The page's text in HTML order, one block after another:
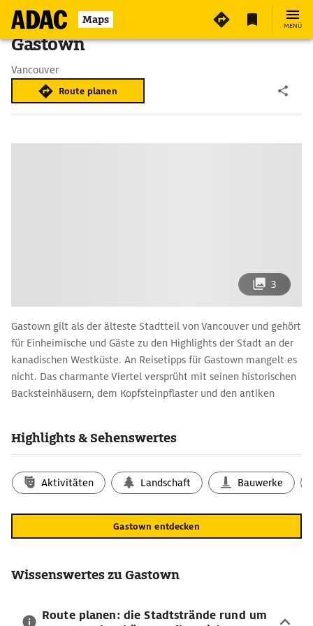
Maps MENÜ
Gastown
Vancouver
Route planen
3
Gastown gilt als der älteste Stadtteil von Vancouver und gehört
für Einheimische und Gäste zu den Highlights der Stadt an der
kanadischen Westküste. An Reisetipps für Gastown mangelt es
nicht. Das charmante Viertel versprüht mit seinen historischen
Backsteinhäusern, dem Kopfsteinpflaster und den antiken
Gastown-Reisetipps: die Sehenswürdigkeiten
im Überblick
Beliebter Treffpunkt in Gastown ist die Steam Clock an der
jede Viertelstunde mit einem Pfeifen in der Melodie des
Londoner Big Ben anzeigt. Nur einen kurzen Spaziergang
den Gründer des Viertels, Gassy Jack Deighton, erinnert. Er
Reiseführer zur Waterfront Station:
Highlights & Sehenswertes
Aktivitäten Landschaft Bauwerke
Gastown entdecken
Wissenswertes zu Gastown
Route planen: die Stadtstrände rund um